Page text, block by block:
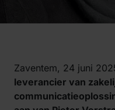
Zaventem, 24 juni
leverancier van